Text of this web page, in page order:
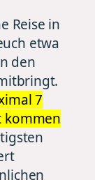
Reise in
etwa
den
7
kommen